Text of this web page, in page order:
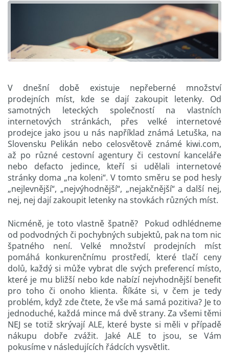
V dnešní době existuje nepřeberné množství
prodejních míst, kde se dají zakoupit letenky. Od
samotných leteckých společností na vlastních
internetových stránkách, přes velké internetové
prodejce jako jsou u nás například známá Letuška, na
Slovensku Pelikán nebo celosvětově známé kiwi.com,
až po různé cestovní agentury či cestovní kanceláře
nebo defacto jedince, kteří si udělali internetové
stránky doma „na koleni“. V tomto směru se pod hesly
„nejlevnější“, „nejvýhodnější“, „nejakčnější“ a další nej,
nej, nej dají zakoupit letenky na stovkách různých míst.
Nicméně, je toto vlastně špatně? Pokud odhlédneme
od podvodných či pochybných subjektů, pak na tom nic
špatného není. Velké množství prodejních míst
pomáhá konkurenčnímu prostředí, které tlačí ceny
dolů, každý si může vybrat dle svých preferencí místo,
které je mu bližší nebo kde nabízí nejvhodnější benefit
pro toho či onoho klienta. Říkáte si, v čem je tedy
problém, když zde čtete, že vše má samá pozitiva? Je to
jednoduché, každá mince má dvě strany. Za všemi těmi
NEJ se totiž skrývají ALE, které byste si měli v případě
nákupu dobře zvážit. Jaké ALE to jsou, se Vám
pokusíme v následujících řádcích vysvětlit.